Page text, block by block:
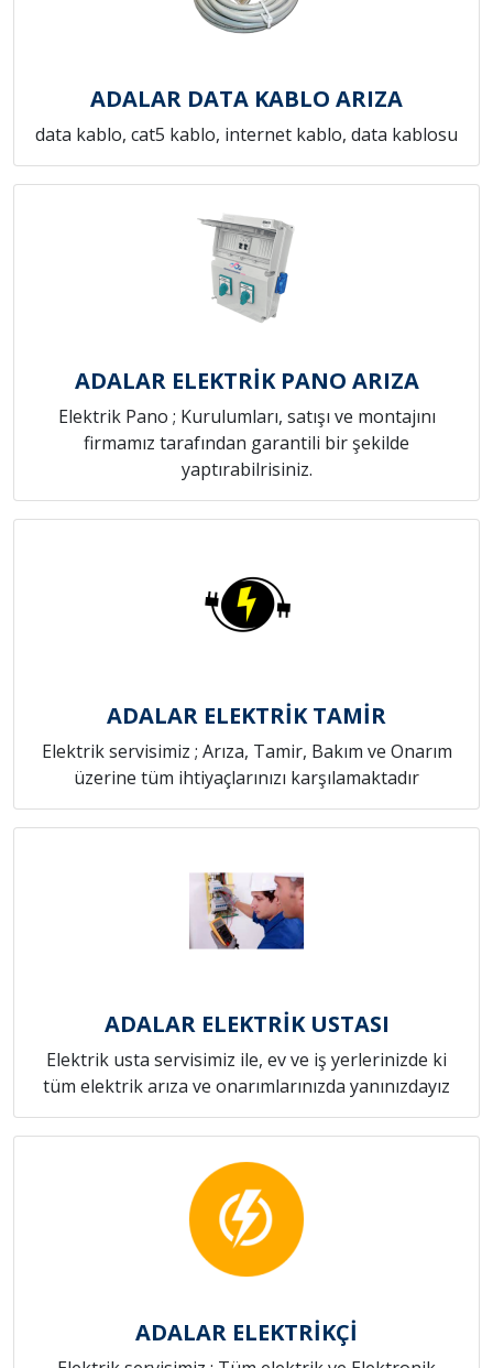
ADALAR DATA KABLO ARIZA
data kablo, cat5 kablo, internet kablo, data kablosu
ADALAR ELEKTRİK PANO ARIZA
Elektrik Pano ; Kurulumları, satışı ve montajını
firmamız tarafından garantili bir şekilde
yaptırabilrisiniz.
ADALAR ELEKTRİK TAMİR
Elektrik servisimiz ; Arıza, Tamir, Bakım ve Onarım
üzerine tüm ihtiyaçlarınızı karşılamaktadır
ADALAR ELEKTRİK USTASI
Elektrik usta servisimiz ile, ev ve iş yerlerinizde ki
tüm elektrik arıza ve onarımlarınızda yanınızdayız
ADALAR ELEKTRİKÇİ